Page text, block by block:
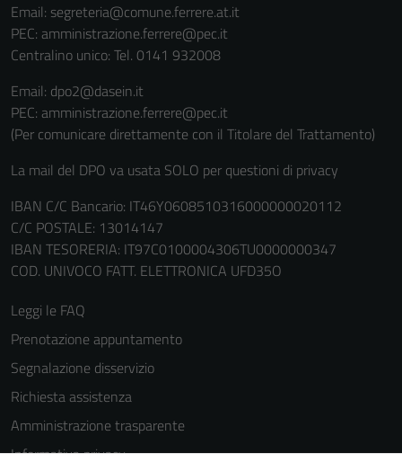
Email: segreteria@comune.ferrere.at.it
PEC: amministrazione.ferrere@pec.it
Centralino unico: Tel. 0141 932008
Email: dpo2@dasein.it
PEC: amministrazione.ferrere@pec.it
(Per comunicare direttamente con il Titolare del Trattamento)
La mail del DPO va usata SOLO per questioni di privacy
IBAN C/C Bancario: IT46Y0608510316000000020112
C/C POSTALE: 13014147
IBAN TESORERIA: IT97C0100004306TU0000000347
COD. UNIVOCO FATT. ELETTRONICA UFD35O
Leggi le FAQ
Prenotazione appuntamento
Segnalazione disservizio
Richiesta assistenza
Amministrazione trasparente
Informativa privacy